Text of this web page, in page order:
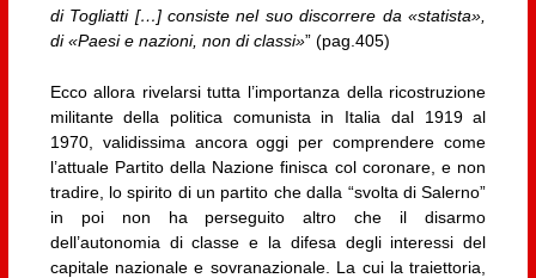
di Togliatti […] consiste nel suo discorrere da «statista»,
di «Paesi e nazioni, non di classi»” (pag.405)
Ecco allora rivelarsi tutta l’importanza della ricostruzione
militante della politica comunista in Italia dal 1919 al
1970, validissima ancora oggi per comprendere come
l’attuale Partito della Nazione finisca col coronare, e non
tradire, lo spirito di un partito che dalla “svolta di Salerno”
in poi non ha perseguito altro che il disarmo
dell’autonomia di classe e la difesa degli interessi del
capitale nazionale e sovranazionale. La cui la traiettoria,